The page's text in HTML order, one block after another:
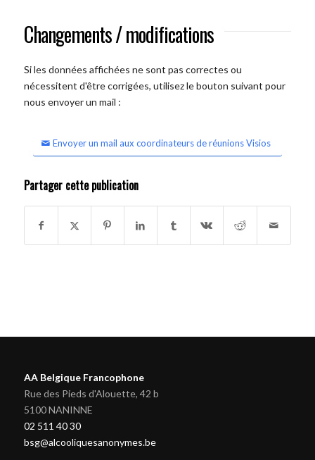
Changements / modifications
Si les données affichées ne sont pas correctes ou
nécessitent d'être corrigées, utilisez le bouton suivant pour
nous envoyer un mail :
Envoyer un mail aux coordinateurs de réunions Visios
Partager cette publication
AA Belgique Francophone
Rue des Pieds d'Alouette, 42 b
5100 NANINNE
02 511 40 30
bsg@alcooliquesanonymes.be